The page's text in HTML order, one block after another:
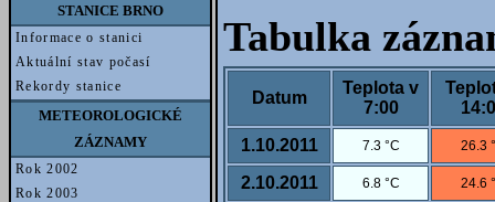
STANICE BRNO
Informace o stanici
Aktuální stav počasí
Rekordy stanice
METEOROLOGICKÉ
ZÁZNAMY
Rok 2002
Rok 2003
Tabulka
Datum
Teplota v
7:00
1.10.2011
7.3 °C 26.3
2.10.2011 6.8 °C 24.6